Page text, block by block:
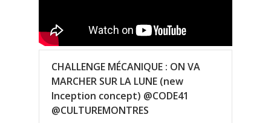
CHALLENGE MÉCANIQUE : ON VA
MARCHER SUR LA LUNE (new
Inception concept) @CODE41
@CULTUREMONTRES